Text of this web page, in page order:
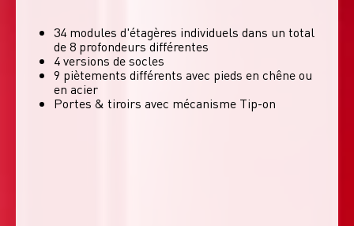
34 modules d'étagères individuels dans un total
de 8 profondeurs différentes
4 versions de socles
9 piètements différents avec pieds en chêne ou
en acier
Portes & tiroirs avec mécanisme Tip-on